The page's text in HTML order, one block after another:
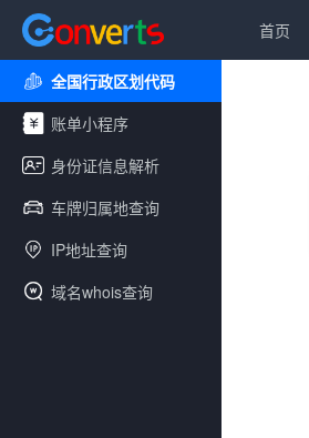
首页
全国行政区划代码
账单小程序
身份证信息解析
车牌归属地查询
IP地址查询
域名whois查询